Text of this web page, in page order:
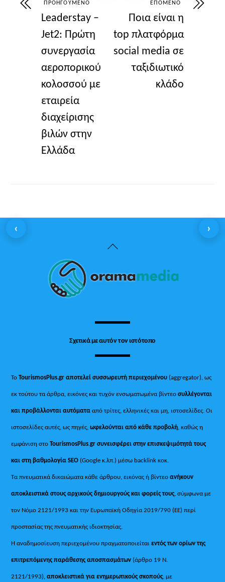
ΠΡΟΗΓΟΎΜΕΝΟ
Leaderstay –
Jet2: Πρώτη
συνεργασία
αεροπορικού
κολοσσού με
εταιρεία
διαχείρισης
βιλών στην
Ελλάδα
ΕΠΌΜΕΝΟ
Ποια είναι η
top πλατφόρμα
social media σε
ταξιδιωτικό
κλάδο
Back
Top
Σχετικά με αυτόν τον ιστότοπο
ΤοTourismosPlus.gr αποτελεί συσσωρευτή περιεχομένου (aggregator), ως
εκ τούτου τα άρθρα, εικόνες και τυχόν ενσωματωμένα βίντεοσυλλέγονται
και προβάλλονται αυτόματααπό τρίτες, ελληνικές και μη, ιστοσελίδες. Οι
ιστοσελίδες αυτές, ως πηγές,ωφελούνται από κάθε προβολή, καθώς η
εμφάνιση στοTourismosPlus.gr συνεισφέρει στην επισκεψιμότητά τους
και στη βαθμολογία SEO (Google κ.λπ.) μέσω backlink κοκ.
Τα πνευματικά δικαιώματα κάθε άρθρου, εικόνας ή βίντεοανήκουν
αποκλειστικά στους αρχικούς δημιουργούς και φορείς τους, σύμφωνα με
τον Νόμο 2121/1993 και την Ευρωπαϊκή Οδηγία 2019/790 (ΕΕ) περί
προστασίας της πνευματικής ιδιοκτησίας.
Η αναδημοσίευση περιεχομένου πραγματοποιείταιεντός των ορίων της
επιτρεπόμενης παράθεσης αποσπασμάτων (άρθρο 19 Ν.
2121/1993), αποκλειστικά για ενημερωτικούς σκοπούς, με
‹ ›